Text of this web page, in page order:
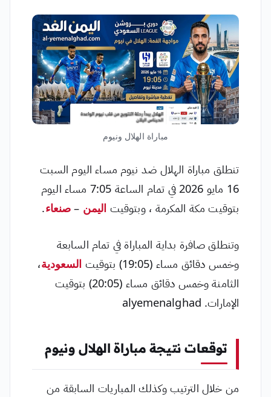
مباراة الهلال ونيوم
تنطلق مباراة الهلال ضد نيوم مساء اليوم السبت
16 مايو 2026 في تمام الساعة 7:05 مساء اليوم
بتوقيت مكة المكرمة ، وبتوقيت اليمن – صنعاء.
وتنطلق صافرة بداية المباراة في تمام السابعة
وخمس دقائق مساء (19:05) بتوقيت
السعودية،
الثامنة وخمس دقائق مساء (20:05) بتوقيت
الإمارات. alyemenalghad
توقعات نتيجة مباراة الهلال ونيوم
من خلال الترتيب وكذلك المباريات السابقة من